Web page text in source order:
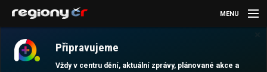
Připravujeme
Vždy v centru dění, aktuální zprávy, plánované akce a
MENU
AKTUALITY